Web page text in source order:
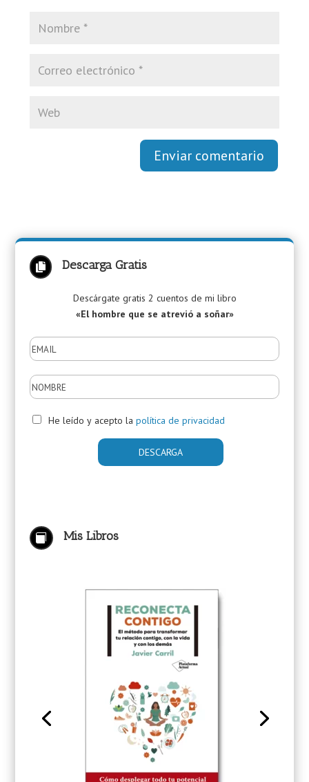
Enviar comentario
 Descarga Gratis
Descárgate gratis 2 cuentos de mi libro
«El hombre que se atrevió a soñar»
He leído y acepto la política de privacidad
 Mis Libros